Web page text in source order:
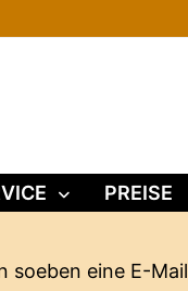
PREISE
soeben eine E-Mail